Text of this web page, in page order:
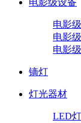
电影级设备
电影
电影
电影
镝灯
灯光器材
LED灯